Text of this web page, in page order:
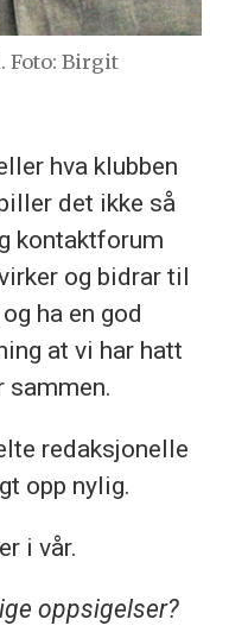
Foto: Birgit
hva klubben
det ikke så
kontaktforum
og bidrar til
ha en god
at vi har hatt
sammen.
redaksjonelle
opp nylig.
i vår.
oppsigelser?